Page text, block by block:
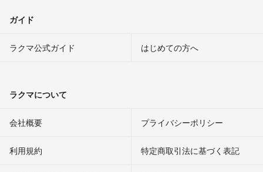
ガイド
ラクマ公式ガイド はじめての方へ
ラクマについて
会社概要 プライバシーポリシー
利用規約 特定商取引法に基づく表記